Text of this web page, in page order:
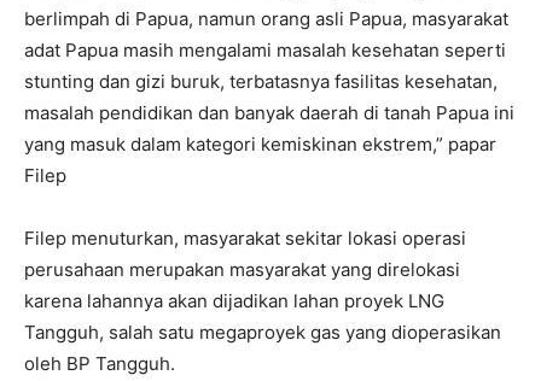
berlimpah di Papua, namun orang asli Papua, masyarakat
adat Papua masih mengalami masalah kesehatan seperti
stunting dan gizi buruk, terbatasnya fasilitas kesehatan,
masalah pendidikan dan banyak daerah di tanah Papua ini
yang masuk dalam kategori kemiskinan ekstrem,” papar
Filep
Filep menuturkan, masyarakat sekitar lokasi operasi
perusahaan merupakan masyarakat yang direlokasi
karena lahannya akan dijadikan lahan proyek LNG
Tangguh, salah satu megaproyek gas yang dioperasikan
oleh BP Tangguh.